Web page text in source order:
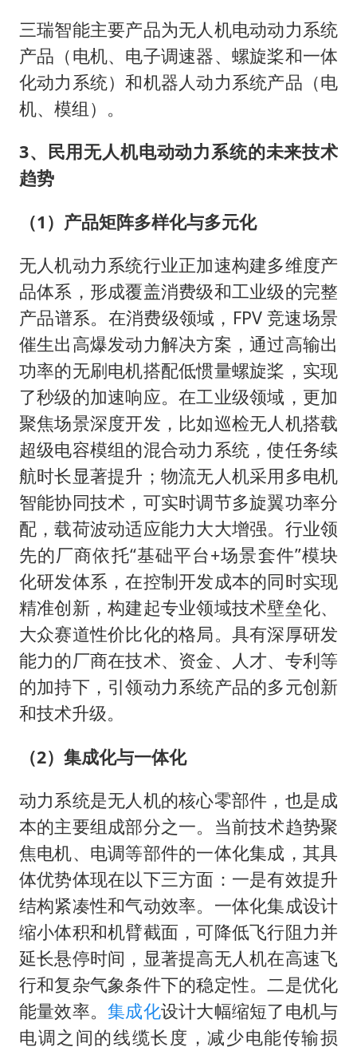
三瑞智能主要产品为无人机电动动力系统
产品（电机、电子调速器、螺旋桨和一体
化动力系统）和机器人动力系统产品（电
机、模组）。
3、民用无人机电动动力系统的未来技术
趋势
（1）产品矩阵多样化与多元化
无人机动力系统行业正加速构建多维度产
品体系，形成覆盖消费级和工业级的完整
产品谱系。在消费级领域，FPV 竞速场景
催生出高爆发动力解决方案，通过高输出
功率的无刷电机搭配低惯量螺旋桨，实现
了秒级的加速响应。在工业级领域，更加
聚焦场景深度开发，比如巡检无人机搭载
超级电容模组的混合动力系统，使任务续
航时长显著提升；物流无人机采用多电机
智能协同技术，可实时调节多旋翼功率分
配，载荷波动适应能力大大增强。行业领
先的厂商依托“基础平台+场景套件”模块
化研发体系，在控制开发成本的同时实现
精准创新，构建起专业领域技术壁垒化、
大众赛道性价比化的格局。具有深厚研发
能力的厂商在技术、资金、人才、专利等
的加持下，引领动力系统产品的多元创新
和技术升级。
（2）集成化与一体化
动力系统是无人机的核心零部件，也是成
本的主要组成部分之一。当前技术趋势聚
焦电机、电调等部件的一体化集成，其具
体优势体现在以下三方面：一是有效提升
结构紧凑性和气动效率。一体化集成设计
缩小体积和机臂截面，可降低飞行阻力并
延长悬停时间，显著提高无人机在高速飞
行和复杂气象条件下的稳定性。二是优化
能量效率。集成化设计大幅缩短了电机与
电调之间的线缆长度，减少电能传输损